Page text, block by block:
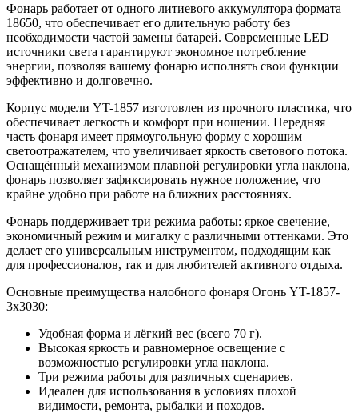
Фонарь работает от одного литиевого аккумулятора формата
18650, что обеспечивает его длительную работу без
необходимости частой замены батарей. Современные LED
источники света гарантируют экономное потребление
энергии, позволяя вашему фонарю исполнять свои функции
эффективно и долговечно.
Корпус модели YT-1857 изготовлен из прочного пластика, что
обеспечивает легкость и комфорт при ношении. Передняя
часть фонаря имеет прямоугольную форму с хорошим
светоотражателем, что увеличивает яркость светового потока.
Оснащённый механизмом плавной регулировки угла наклона,
фонарь позволяет зафиксировать нужное положение, что
крайне удобно при работе на ближних расстояниях.
Фонарь поддерживает три режима работы: яркое свечение,
экономичный режим и мигалку с различными оттенками. Это
делает его универсальным инструментом, подходящим как
для профессионалов, так и для любителей активного отдыха.
Основные преимущества налобного фонаря Огонь YT-1857-
3х3030:
Удобная форма и лёгкий вес (всего 70 г).
Высокая яркость и равномерное освещение с
возможностью регулировки угла наклона.
Три режима работы для различных сценариев.
Идеален для использования в условиях плохой
видимости, ремонта, рыбалки и походов.